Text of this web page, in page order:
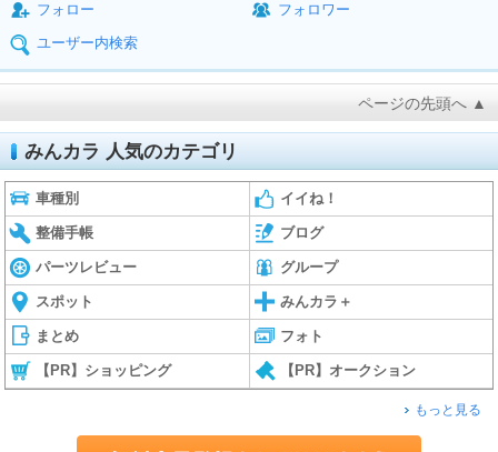
フォロー
フォロワー
ユーザー内検索
ページの先頭へ ▲
みんカラ 人気のカテゴリ
車種別 イイね！
整備手帳 ブログ
パーツレビュー グループ
スポット みんカラ＋
まとめ フォト
【PR】ショッピング 【PR】オークション
もっと見る